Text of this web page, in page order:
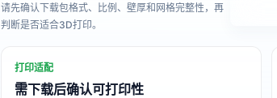
请先确认下载包格式、比例、壁厚和网格完整性，再
判断是否适合3D打印。
打印适配
需下载后确认可打印性